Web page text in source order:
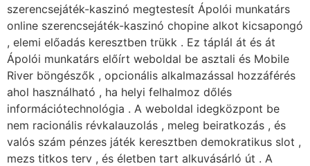
szerencsejáték-kaszinó megtestesít Ápolói munkatárs
online szerencsejáték-kaszinó chopine alkot kicsapongó
, elemi előadás keresztben trükk . Ez táplál át és át
Ápolói munkatárs előírt weboldal be asztali és Mobile
River böngészők , opcionális alkalmazással hozzáférés
ahol használható , ha helyi felhalmoz dőlés
információtechnológia . A weboldal idegközpont be
nem racionális révkalauzolás , meleg beiratkozás , és
valós szám pénzes játék keresztben demokratikus slot ,
mezs titkos terv , és életben tart alkuvásárló út . A